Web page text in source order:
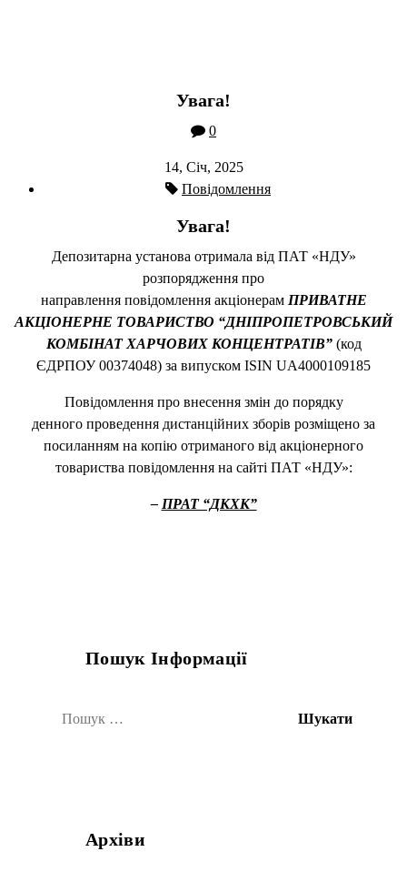
Увага!
0
14, Січ, 2025
Повідомлення
Увага!
Депозитарна установа отримала від ПАТ «НДУ»
розпорядження про
направлення повідомлення акціонерам ПРИВАТНЕ
АКЦІОНЕРНЕ ТОВАРИСТВО “ДНІПРОПЕТРОВСЬКИЙ
КОМБІНАТ ХАРЧОВИХ КОНЦЕНТРАТІВ” (код
ЄДРПОУ 00374048) за випуском ISIN UA4000109185
Повідомлення про внесення змін до порядку
денного проведення дистанційних зборів розміщено за
посиланням на копію отриманого від акціонерного
товариства повідомлення на сайті ПАТ «НДУ»:
– ПРАТ “ДКХК”
Пошук Інформації
Архіви